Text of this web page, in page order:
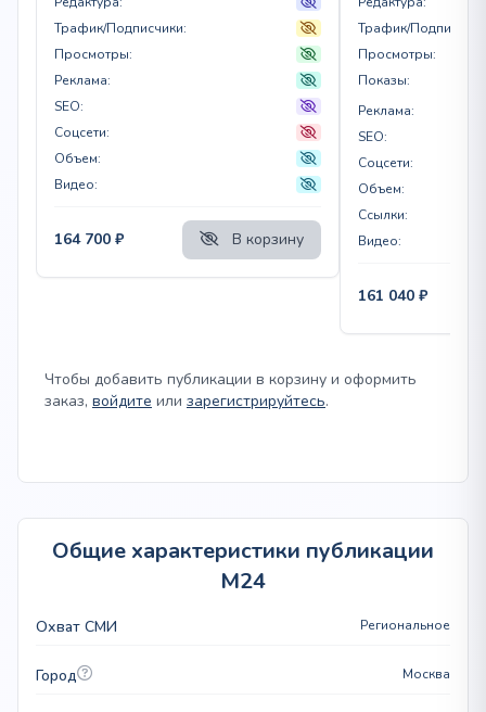
Трафик/Подписчики:
Просмотры:
Реклама:
SEO:
Соцсети:
Объем:
Видео:
164 700 ₽ В корзину
Трафик/
Просмотры:
Показы:
Реклама:
SEO:
Соцсети:
Объем:
Ссылки:
Видео:
161 040 ₽
Чтобы добавить публикации в корзину и оформить
заказ, войдите или зарегистрируйтесь.
Общие характеристики публикации
M24
Охват СМИ Региональное
Город Москва